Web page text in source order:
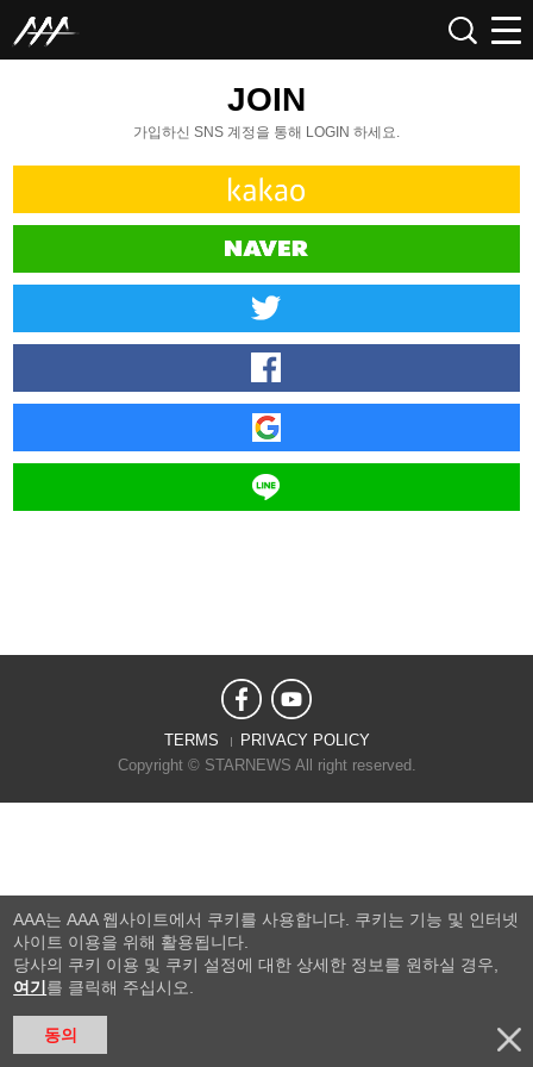
JOIN
가입하신 SNS 계정을 통해 LOGIN 하세요.
TERMS
PRIVACY POLICY
Copyright © STARNEWS All right reserved.
AAA는 AAA 웹사이트에서 쿠키를 사용합니다. 쿠키는 기능 및 인터넷
사이트 이용을 위해 활용됩니다.
당사의 쿠키 이용 및 쿠키 설정에 대한 상세한 정보를 원하실 경우,
여기 를 클릭해 주십시오.
동의